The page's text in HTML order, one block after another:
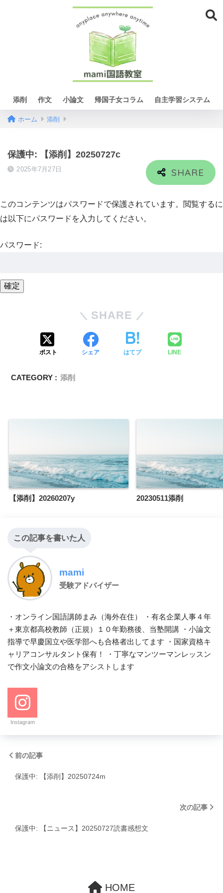
添削 作文 小論文 帰国子女コラム 自主学習システム
ホーム 添削
保護中: 【添削】20250727c
2025年7月27日
このコンテンツはパスワードで保護されています。閲覧するに
は以下にパスワードを入力してください。
パスワード:
SHARE
ポスト シェア はてブ LINE
CATEGORY : 添削
【添削】20260207y 20230511添削
この記事を書いた人
mami
受験アドバイザー
・オンライン国語講師まみ（海外在住） ・有名企業人事４年
＋東京都高校教師（正規）１０年勤務後、当塾開講 ・小論文
指導で早慶国立や医学部へも合格者出してます ・国家資格キ
ャリアコンサルタント保有！ ・丁寧なマンツーマンレッスン
で作文小論文の合格をアシストします
Instagram
前の記事
保護中: 【添削】20250724m
次の記事
保護中: 【ニュース】20250727読書感想文
HOME